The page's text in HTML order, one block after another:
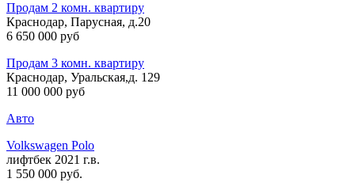
Продам 2 комн. квартиру
Краснодар, Парусная, д.20
6 650 000 руб
Продам 3 комн. квартиру
Краснодар, Уральская,д. 129
11 000 000 руб
Авто
Volkswagen Polo
лифтбек 2021 г.в.
1 550 000 руб.